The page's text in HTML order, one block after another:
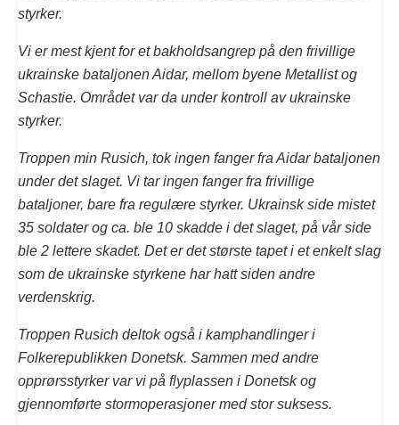
styrker.
Vi er mest kjent for et bakholdsangrep på den frivillige
ukrainske bataljonen Aidar, mellom byene Metallist og
Schastie. Området var da under kontroll av ukrainske
styrker.
Troppen min Rusich, tok ingen fanger fra Aidar bataljonen
under det slaget. Vi tar ingen fanger fra frivillige
bataljoner, bare fra regulære styrker. Ukrainsk side mistet
35 soldater og ca. ble 10 skadde i det slaget, på vår side
ble 2 lettere skadet. Det er det største tapet i et enkelt slag
som de ukrainske styrkene har hatt siden andre
verdenskrig.
Troppen Rusich deltok også i kamphandlinger i
Folkerepublikken Donetsk. Sammen med andre
opprørsstyrker var vi på flyplassen i Donetsk og
gjennomførte stormoperasjoner med stor suksess.